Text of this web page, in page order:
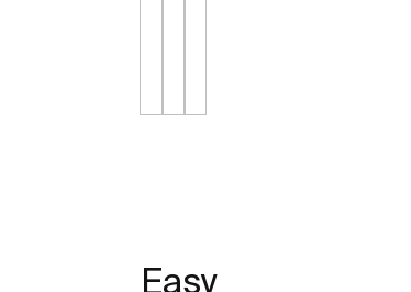
Easy